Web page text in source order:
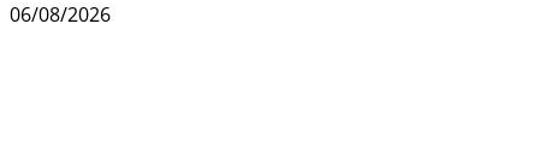
06/08/2026